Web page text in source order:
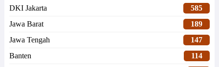
DKI Jakarta
585
Jawa Barat
189
Jawa Tengah
147
Banten
114